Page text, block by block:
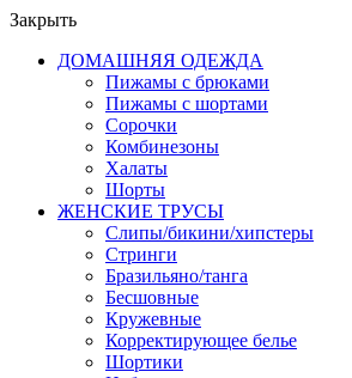
Закрыть
ДОМАШНЯЯ ОДЕЖДА
Пижамы с брюками
Пижамы с шортами
Сорочки
Комбинезоны
Халаты
Шорты
ЖЕНСКИЕ ТРУСЫ
Слипы/бикини/хипстеры
Стринги
Бразильяно/танга
Бесшовные
Кружевные
Корректирующее белье
Шортики